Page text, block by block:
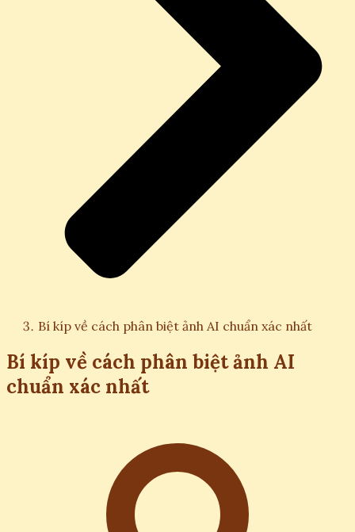
Bí kíp về cách phân biệt ảnh AI chuẩn xác nhất
Bí kíp về cách phân biệt ảnh AI
chuẩn xác nhất